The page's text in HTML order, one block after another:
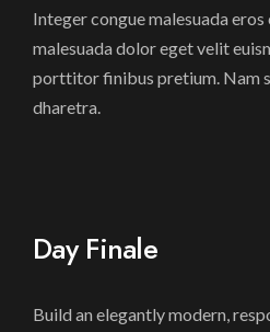
Integer congue malesuada eros
malesuada dolor eget velit
porttitor finibus pretium. Nam
dharetra.
Day Finale
Build an elegantly modern,